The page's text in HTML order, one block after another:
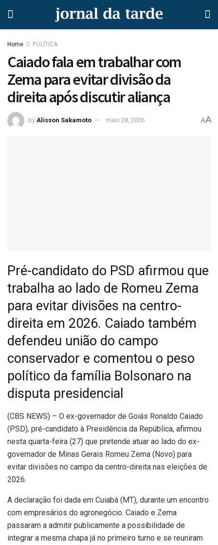
Home POLÍTICA
Caiado fala em trabalhar com
Zema para evitar divisão da
direita após discutir aliança
by Alisson Sakamoto maio 28, 2026 AA
Pré-candidato do PSD afirmou que
trabalha ao lado de Romeu Zema
para evitar divisões na centro-
direita em 2026. Caiado também
defendeu união do campo
conservador e comentou o peso
político da família Bolsonaro na
disputa presidencial
(CBS NEWS) – O ex-governador de Goiás Ronaldo Caiado
(PSD), pré-candidato à Presidência da República, afirmou
nesta quarta-feira (27) que pretende atuar ao lado do ex-
governador de Minas Gerais Romeu Zema (Novo) para
evitar divisões no campo da centro-direita nas eleições de
2026.
A declaração foi dada em Cuiabá (MT), durante um encontro
com empresários do agronegócio. Caiado e Zema
passaram a admitir publicamente a possibilidade de
integrar a mesma chapa já no primeiro turno e se reuniram